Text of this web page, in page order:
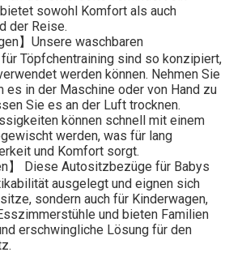
sowohl Komfort als auch
der Reise.
】Unsere waschbaren
Töpfchentraining sind so konzipiert,
werden können. Nehmen Sie
es in der Maschine oder von Hand zu
Sie es an der Luft trocknen.
können schnell mit einem
werden, was für lang
und Komfort sorgt.
】 Diese Autositzbezüge für Babys
ausgelegt und eignen sich
sondern auch für Kinderwagen,
und bieten Familien
erschwingliche Lösung für den